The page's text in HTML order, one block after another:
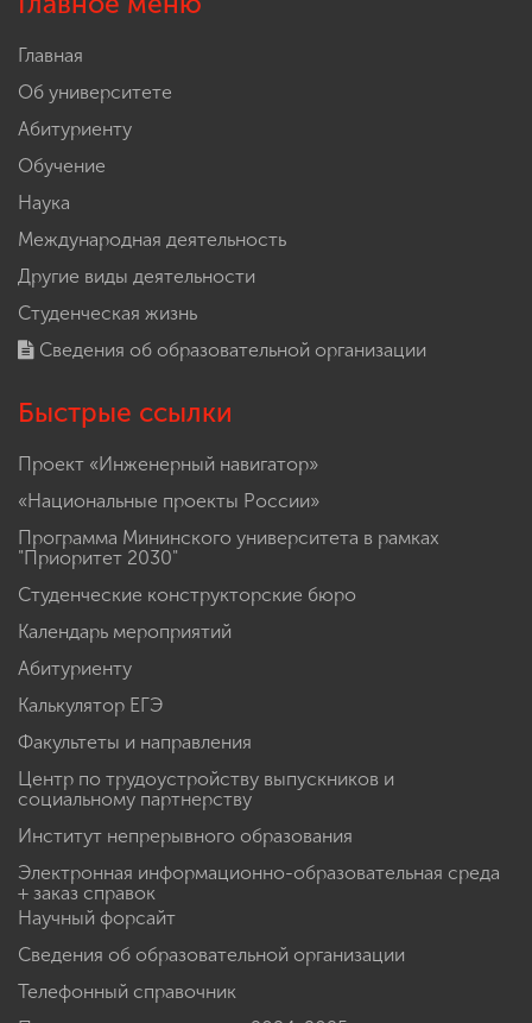
Главная
Об университете
Абитуриенту
Обучение
Наука
Международная деятельность
Другие виды деятельности
Студенческая жизнь
Сведения об образовательной организации
Быстрые ссылки
Проект «Инженерный навигатор»
«Национальные проекты России»
Программа Мининского университета в рамках
"Приоритет 2030"
Студенческие конструкторские бюро
Календарь мероприятий
Абитуриенту
Калькулятор ЕГЭ
Факультеты и направления
Центр по трудоустройству выпускников и
социальному партнерству
Институт непрерывного образования
Электронная информационно-образовательная среда
+ заказ справок
Научный форсайт
Сведения об образовательной организации
Телефонный справочник